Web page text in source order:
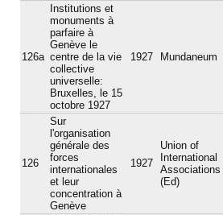
126a
Institutions et
monuments à
parfaire à
Genève le
centre de la vie
collective
universelle:
Bruxelles, le 15
octobre 1927
1927 Mundaneum
126
Sur
l'organisation
générale des
forces
internationales
et leur
concentration à
Genève
1927
Union of
International
Associations
(Ed)